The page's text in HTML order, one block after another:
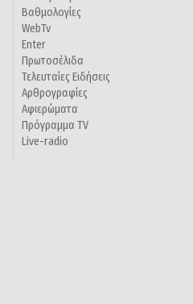
Βαθμολογίες
WebTv
Enter
Πρωτοσέλιδα
Τελευταίες Ειδήσεις
Αρθρογραφίες
Αφιερώματα
Πρόγραμμα TV
Live-radio